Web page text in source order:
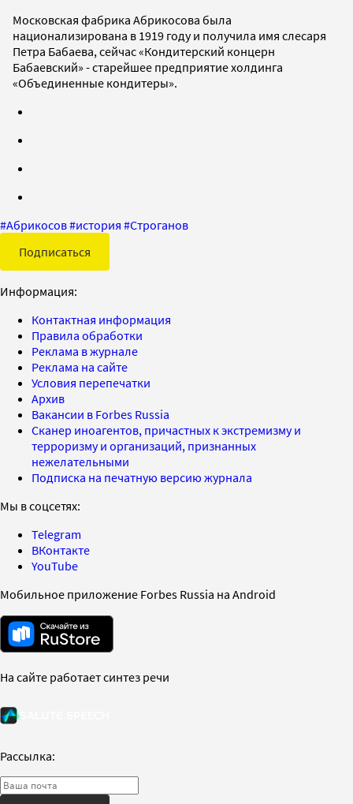
Московская фабрика Абрикосова была
национализирована в 1919 году и получила имя слесаря
Петра Бабаева, сейчас «Кондитерский концерн
Бабаевский» - старейшее предприятие холдинга
«Объединенные кондитеры».
#Абрикосов#история #Строганов
Подписаться
Информация:
Контактная информация
Правила обработки
Реклама в журнале
Реклама на сайте
Условия перепечатки
Архив
Вакансии в Forbes Russia
Сканер иноагентов, причастных к экстремизму и
терроризму и организаций, признанных
нежелательными
Подписка на печатную версию журнала
Мы в соцсетях:
Telegram
ВКонтакте
YouTube
Мобильное приложение Forbes Russia на Android
На сайте работает синтез речи
Рассылка: